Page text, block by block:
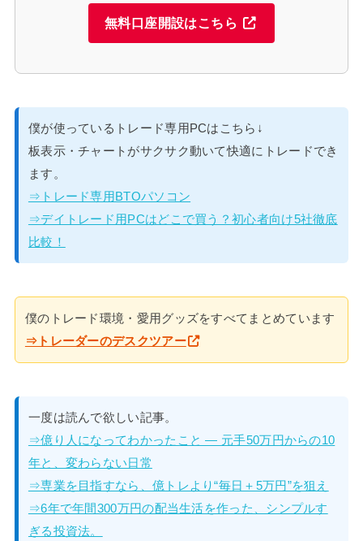
無料口座開設はこちら
僕が使っているトレード専用PCはこちら↓
板表示・チャートがサクサク動いて快適にトレードでき
ます。
⇒トレード専用BTOパソコン
⇒デイトレード用PCはどこで買う？初心者向け5社徹底
比較！
僕のトレード環境・愛用グッズをすべてまとめています
⇒トレーダーのデスクツアー
一度は読んで欲しい記事。
⇒億り人になってわかったこと — 元手50万円からの10
年と、変わらない日常
⇒専業を目指すなら、億トレより“毎日＋5万円”を狙え
⇒6年で年間300万円の配当生活を作った、シンプルす
ぎる投資法。